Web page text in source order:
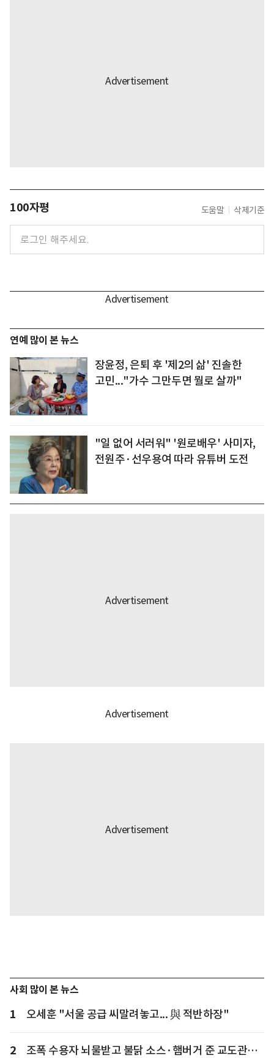
100자평 도움말 삭제기준
연예 많이 본 뉴스
장윤정, 은퇴 후 '제2의 삶' 진솔한
고민..."가수 그만두면 뭘로 살까"
"일 없어 서러워" '원로배우' 사미자,
전원주·선우용여 따라 유튜버 도전
사회 많이 본 뉴스
1 오세훈 "서울 공급 씨말려놓고... 與 적반하장"
2
조폭 수용자 뇌물받고 불닭 소스·햄버거 준 교도관…